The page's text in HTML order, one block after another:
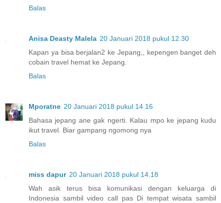
Balas
Anisa Deasty Malela 20 Januari 2018 pukul 12.30
Kapan ya bisa berjalan2 ke Jepang,, kepengen banget deh
cobain travel hemat ke Jepang.
Balas
Mporatne 20 Januari 2018 pukul 14.16
Bahasa jepang ane gak ngerti. Kalau mpo ke jepang kudu
ikut travel. Biar gampang ngomong nya
Balas
miss dapur 20 Januari 2018 pukul 14.18
Wah asik terus bisa komunikasi dengan keluarga di
Indonesia sambil video call pas Di tempat wisata sambil